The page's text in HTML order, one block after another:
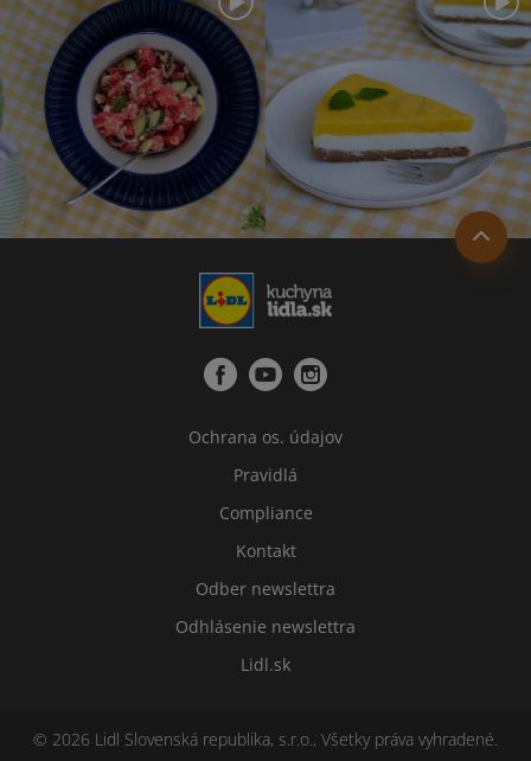
Ochrana os. údajov
Pravidlá
Compliance
Kontakt
Odber newslettra
Odhlásenie newslettra
Lidl.sk
© 2026 Lidl Slovenská republika, s.r.o., Všetky práva vyhradené.